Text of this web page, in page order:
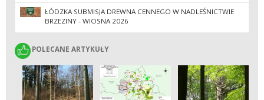
ŁÓDZKA SUBMISJA DREWNA CENNEGO W NADLEŚNICTWIE
BRZEZINY - WIOSNA 2026
POLECANE ARTYKUŁY
POLECANE ARTYKUŁY